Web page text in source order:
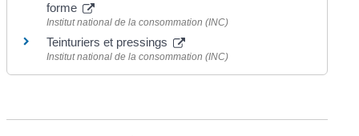
forme
Institut national de la consommation (INC)
Teinturiers et pressings
Institut national de la consommation (INC)